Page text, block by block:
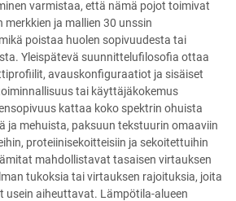
varmistaa, että nämä pojot toimivat
ja mallien 30 unssin
poistaa huolen sopivuudesta tai
Yleispätevä suunnittelufilosofia ottaa
avauskonfiguraatiot ja sisäiset
tai käyttäjäkokemus
kattaa koko spektrin ohuista
ja mehuista, paksuun tekstuurin omaaviin
proteiinisekoitteisiin ja sekoitettuihin
mahdollistavat tasaisen virtauksen
tukoksia tai virtauksen rajoituksia, joita
usein aiheuttavat. Lämpötila-alueen